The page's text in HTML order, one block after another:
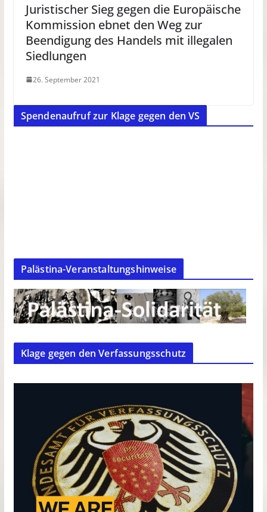
Juristischer Sieg gegen die Europäische
Kommission ebnet den Weg zur
Beendigung des Handels mit illegalen
Siedlungen
26. September 2021
Spendenaufruf zur Klage gegen den VS
Palästina-Veranstaltungshinweise
Klage gegen den Verfassungsschutz